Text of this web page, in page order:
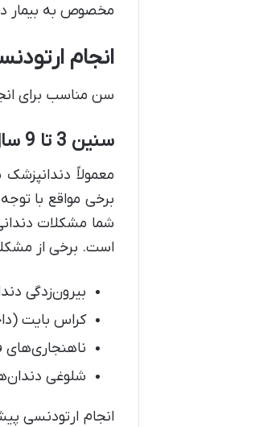
مخصوص به بیمار
انجام
سن مناسب برای
سنین 3 تا 9 سال
معمولاً
برخی مواقع با
شما مشکلات
است. برخی از
بیرون‌زدگی
کراس بایت
ناهنجاری‌های
شلوغی
انجام ارتودنسی